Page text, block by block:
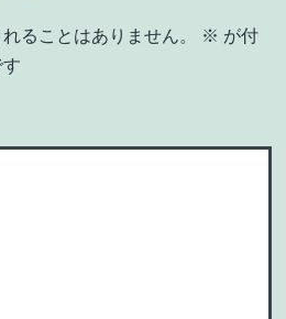
ることはありません。 ※ が付